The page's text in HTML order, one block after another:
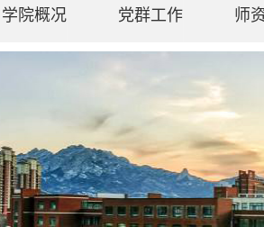
学院概况 党群工作 师